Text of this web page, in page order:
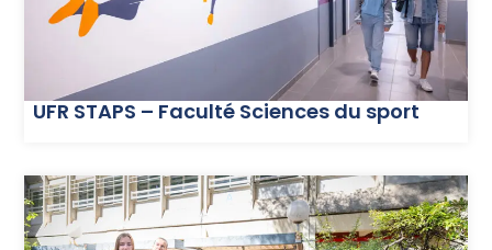
UFR STAPS – Faculté Sciences du sport